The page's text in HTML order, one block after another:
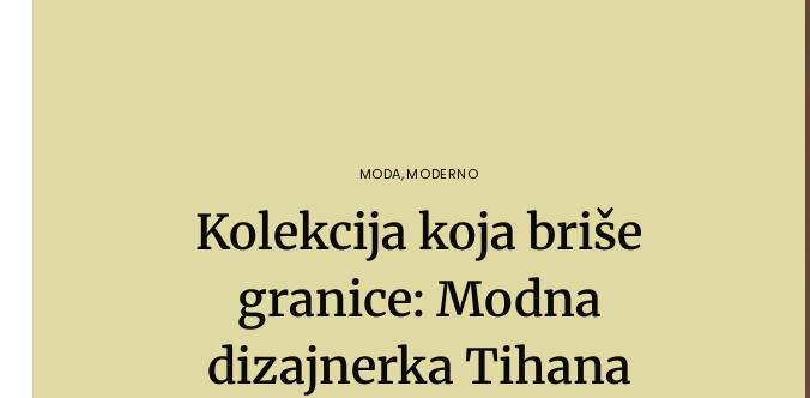
MODA,MODERNO
Kolekcija koja briše
granice: Modna
dizajnerka Tihana